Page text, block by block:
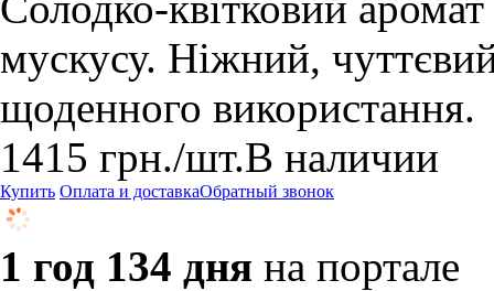
мускусу. Ніжний,
щоденного використання.
1415 грн./шт.В наличии
Купить Оплата и доставкаОбратный звонок
1 год 134 дня на портале